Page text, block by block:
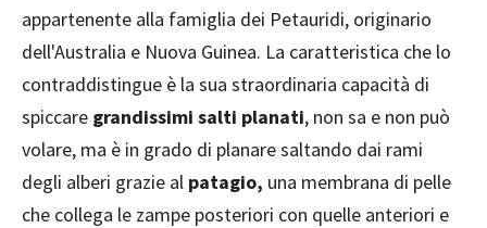
appartenente alla famiglia dei Petauridi, originario
dell'Australia e Nuova Guinea. La caratteristica che lo
contraddistingue è la sua straordinaria capacità di
spiccare grandissimi salti planati, non sa e non può
volare, ma è in grado di planare saltando dai rami
degli alberi grazie al patagio, una membrana di pelle
che collega le zampe posteriori con quelle anteriori e